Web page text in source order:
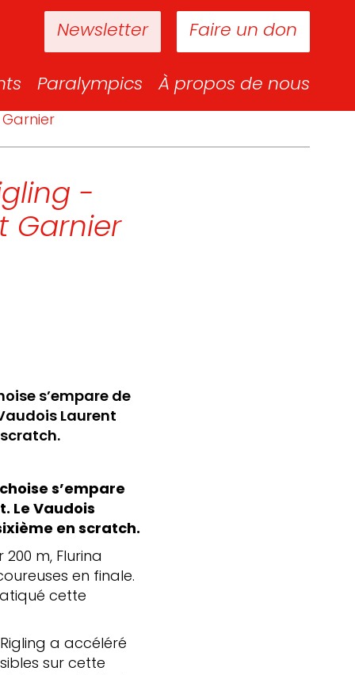
Faire un don
Newsletter
Paralympics À propos de nous
-
Garnier
s’empare de
Laurent
s’empare
Le Vaudois
en scratch.
m, Flurina
en finale.
cette
a accéléré
sur cette